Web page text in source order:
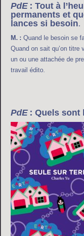
PdE : Tout à
permanents et
lances si besoin.
M. :Quand le besoin se
Quand on sait qu’on titre
un ou une attachée de
travail édito.
PdE : Quels sont